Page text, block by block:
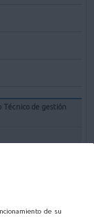
de su
Técnico de gestión